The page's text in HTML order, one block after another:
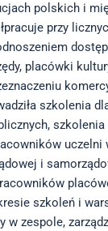
polskich i
przy
placówki
szkolenia
szkolenia
uczelni
i
szkoleń i
w zespole,